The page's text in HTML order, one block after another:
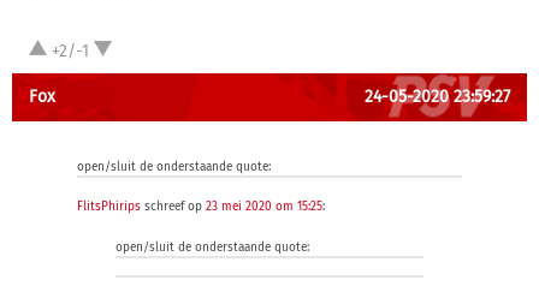
+2/-1
Fox 24-05-2020 23:59:27
open/sluit de onderstaande quote:
FlitsPhirips schreef op 23 mei 2020 om 15:25:
open/sluit de onderstaande quote: